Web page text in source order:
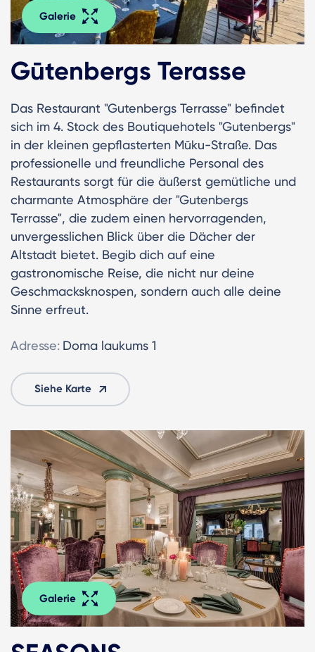
Galerie
Gūtenbergs Terasse
Das Restaurant "Gutenbergs Terrasse" befindet
sich im 4. Stock des Boutiquehotels "Gutenbergs"
in der kleinen gepflasterten Mūku-Straße. Das
professionelle und freundliche Personal des
Restaurants sorgt für die äußerst gemütliche und
charmante Atmosphäre der "Gutenbergs
Terrasse", die zudem einen hervorragenden,
unvergesslichen Blick über die Dächer der
Altstadt bietet. Begib dich auf eine
gastronomische Reise, die nicht nur deine
Geschmacksknospen, sondern auch alle deine
Sinne erfreut.
Adresse: Doma laukums 1
Siehe Karte
Galerie